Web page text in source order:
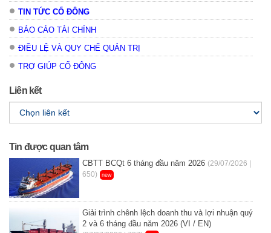
TIN TỨC CỔ ĐÔNG
BÁO CÁO TÀI CHÍNH
ĐIỀU LỆ VÀ QUY CHẾ QUẢN TRỊ
TRỢ GIÚP CỔ ĐÔNG
Liên kết
Tin được quan tâm
CBTT BCQt 6 tháng đầu năm 2026 (29/07/2026 |
650)
new
Giải trình chênh lệch doanh thu và lợi nhuận quý
2 và 6 tháng đầu năm 2026 (VI / EN)